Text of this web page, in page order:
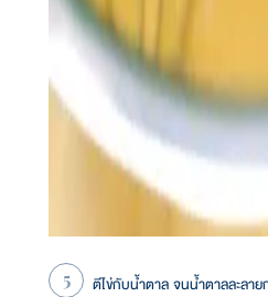
ตีไข่กับน้ำตาล จนน้ำตาลละลา